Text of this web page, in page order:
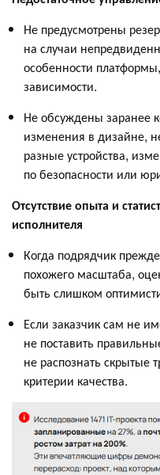
Не предусмотрены
на случаи
особенности
зависимости.
Не обсуждены заранее
изменения в дизайне,
разные устройства,
по безопасности или
Отсутствие опыта и
исполнителя
Когда подрядчик
похожего масштаба,
быть слишком
Если заказчик сам не
не поставить
не распознать скрытые
критерии качества.